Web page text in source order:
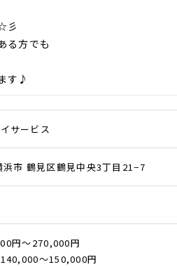
彡
る方でも
す♪
サービス
浜市 鶴見区鶴見中央3丁目21−7
円～270,000円
～150,000円